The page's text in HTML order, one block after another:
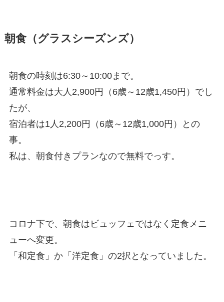
朝食（グラスシーズンズ）
朝食の時刻は6:30～10:00まで。
通常料金は大人2,900円（6歳～12歳1,450円）でし
たが、
宿泊者は1人2,200円（6歳～12歳1,000円）との
事。
私は、朝食付きプランなので無料でっす。
コロナ下で、朝食はビュッフェではなく定食メニ
ューへ変更。
「和定食」か「洋定食」の2択となっていました。